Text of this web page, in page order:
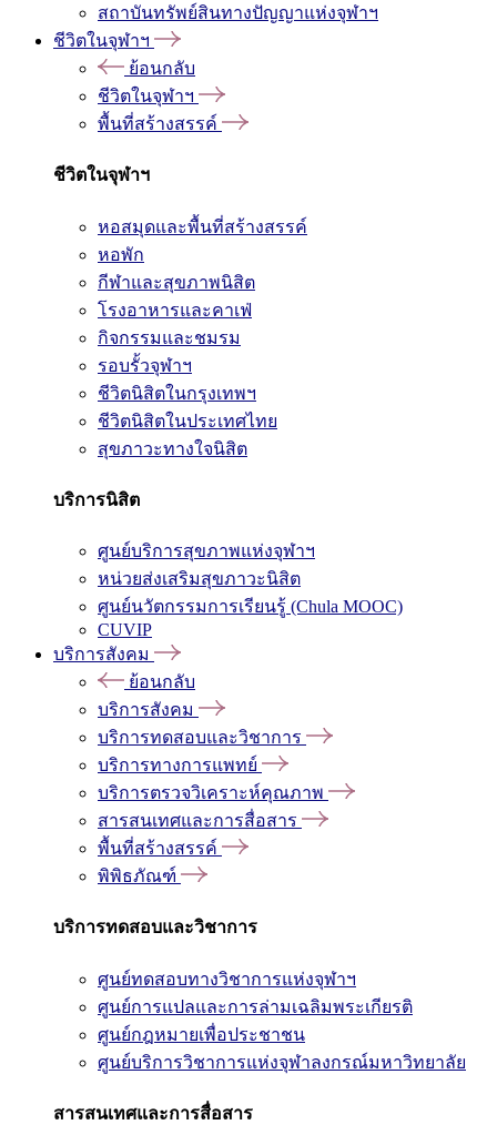
สถาบันทรัพย์สินทางปัญญาแห่งจุฬาฯ
ชีวิตในจุฬาฯ
ย้อนกลับ
ชีวิตในจุฬาฯ
พื้นที่สร้างสรรค์
ชีวิตในจุฬาฯ
หอสมุดและพื้นที่สร้างสรรค์
หอพัก
กีฬาและสุขภาพนิสิต
โรงอาหารและคาเฟ่
กิจกรรมและชมรม
รอบรั้วจุฬาฯ
ชีวิตนิสิตในกรุงเทพฯ
ชีวิตนิสิตในประเทศไทย
สุขภาวะทางใจนิสิต
บริการนิสิต
ศูนย์บริการสุขภาพแห่งจุฬาฯ
หน่วยส่งเสริมสุขภาวะนิสิต
ศูนย์นวัตกรรมการเรียนรู้ (Chula MOOC)
CUVIP
บริการสังคม
ย้อนกลับ
บริการสังคม
บริการทดสอบและวิชาการ
บริการทางการแพทย์
บริการตรวจวิเคราะห์คุณภาพ
สารสนเทศและการสื่อสาร
พื้นที่สร้างสรรค์
พิพิธภัณฑ์
บริการทดสอบและวิชาการ
ศูนย์ทดสอบทางวิชาการแห่งจุฬาฯ
ศูนย์การแปลและการล่ามเฉลิมพระเกียรติ
ศูนย์กฎหมายเพื่อประชาชน
ศูนย์บริการวิชาการแห่งจุฬาลงกรณ์มหาวิทยาลัย
สารสนเทศและการสื่อสาร